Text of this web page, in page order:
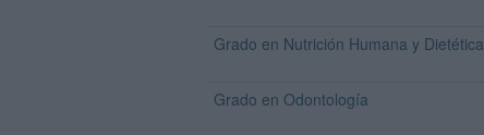
Grado en Nutrición Humana y Dietética
Grado en Odontología